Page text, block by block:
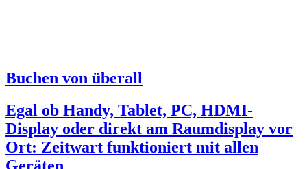
Buchen von überall
Egal ob Handy, Tablet, PC, HDMI-
Display oder direkt am Raumdisplay vor
Ort: Zeitwart funktioniert mit allen
Geräten